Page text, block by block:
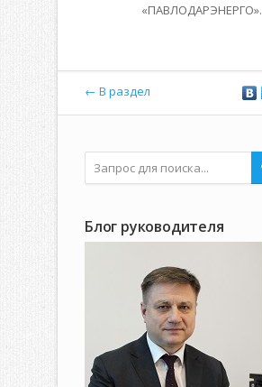
«ПАВЛОДАРЭНЕРГО».
← В раздел
Блог руководителя